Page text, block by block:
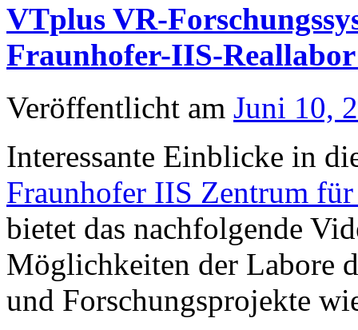
VTplus VR-
Fraunhofer-IIS-
Veröffentlicht am Juni 10,
Interessante Einblicke in
Fraunhofer IIS Zentrum
bietet das nachfolgende
Möglichkeiten der Labore
und Forschungsprojekte